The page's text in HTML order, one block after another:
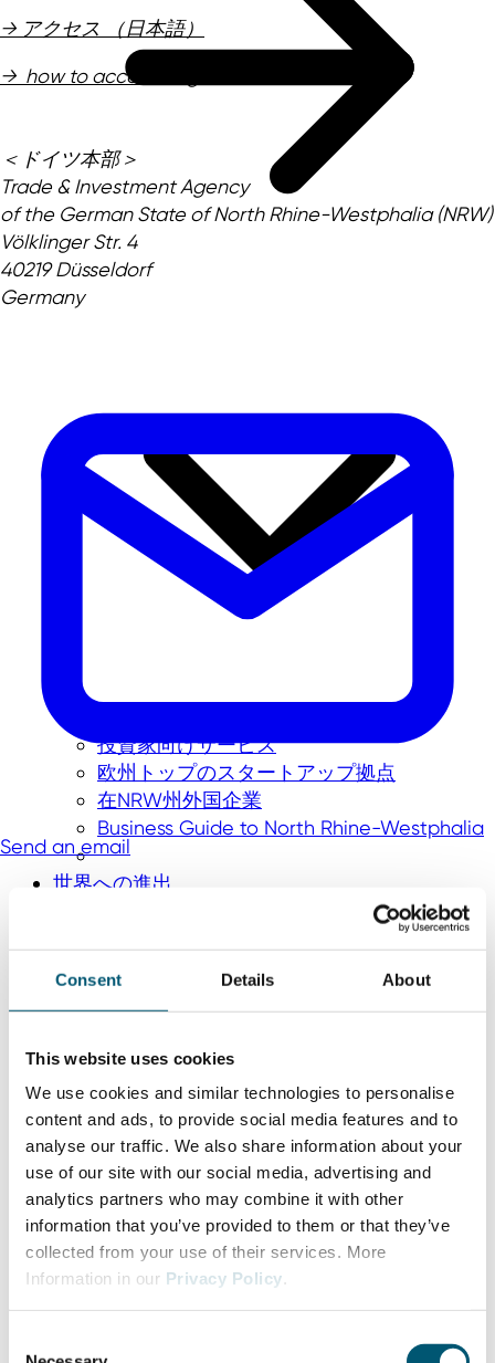
Consent Details About
This website uses cookies
We use cookies and similar technologies to personalise
content and ads, to provide social media features and to
analyse our traffic. We also share information about your
use of our site with our social media, advertising and
analytics partners who may combine it with other
information that you’ve provided to them or that they’ve
collected from your use of their services. More
Information in our Privacy Policy.
投資家向けサービス
欧州トップのスタートアップ拠点
在NRW州外国企業
Business Guide to North Rhine-Westphalia
世界への進出
→ アクセス （日本語）
→ how to access (English)
＜ドイツ本部＞
Trade & Investment Agency
of the German State of North Rhine-Westphalia (NRW)
Völklinger Str. 4
40219 Düsseldorf
Germany
Send an email